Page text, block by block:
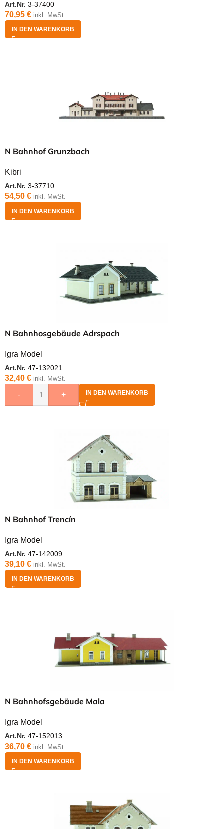
Art.Nr. 3-37400
70,95 € inkl. MwSt.
IN DEN WARENKORB
N Bahnhof Grunzbach
Kibri
Art.Nr. 3-37710
54,50 € inkl. MwSt.
IN DEN WARENKORB
N Bahnhosgebäude Adrspach
Igra Model
Art.Nr. 47-132021
32,40 € inkl. MwSt.
- + IN DEN WARENKORB
N Bahnhof Trencín
Igra Model
Art.Nr. 47-142009
39,10 € inkl. MwSt.
IN DEN WARENKORB
N Bahnhofsgebäude Mala
Igra Model
Art.Nr. 47-152013
36,70 € inkl. MwSt.
IN DEN WARENKORB